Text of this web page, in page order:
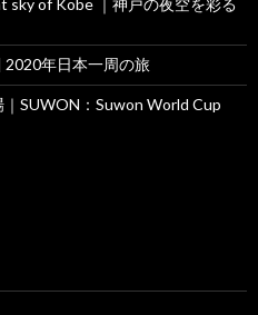
2020年日本一周の旅
SUWON：Suwon World Cup